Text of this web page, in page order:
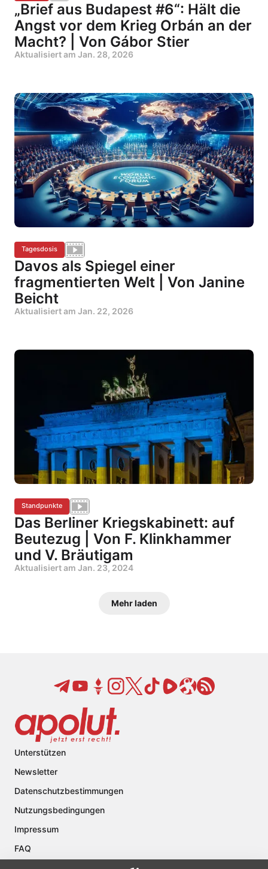
„Brief aus Budapest #6“: Hält die
Angst vor dem Krieg Orbán an der
Macht? | Von Gábor Stier
Aktualisiert am Jan. 28, 2026
Tagesdosis
Davos als Spiegel einer
fragmentierten Welt | Von Janine
Beicht
Aktualisiert am Jan. 22, 2026
Standpunkte
Das Berliner Kriegskabinett: auf
Beutezug | Von F. Klinkhammer
und V. Bräutigam
Aktualisiert am Jan. 23, 2024
Mehr laden
Unterstützen
Newsletter
Datenschutzbestimmungen
Nutzungsbedingungen
Impressum
FAQ